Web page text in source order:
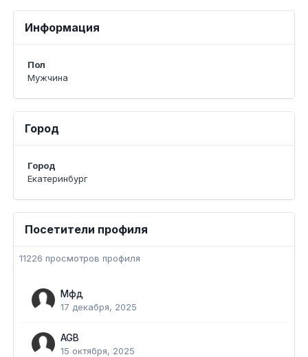
Информация
Пол
Мужчина
Город
Город
Екатеринбург
Посетители профиля
11226 просмотров профиля
Мфд
17 декабря, 2025
AGB
15 октября, 2025